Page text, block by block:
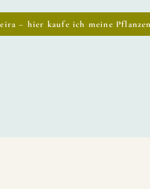
– hier kaufe ich meine Pflanzen